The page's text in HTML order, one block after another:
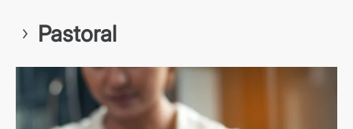
Pastoral